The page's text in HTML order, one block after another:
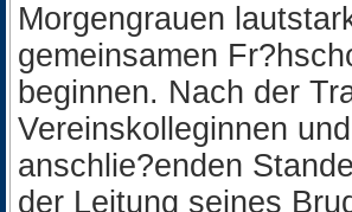
Morgengrauen
gemeinsamen
beginnen. Nach der
Vereinskolleginnen
anschlie?enden
der Leitung seines